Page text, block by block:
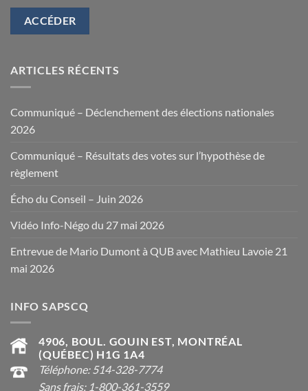
ACCÉDER
ARTICLES RÉCENTS
Communiqué – Déclenchement des élections nationales
2026
Communiqué – Résultats des votes sur l’hypothèse de
règlement
Écho du Conseil – Juin 2026
Vidéo Info-Négo du 27 mai 2026
Entrevue de Mario Dumont à QUB avec Mathieu Lavoie 21
mai 2026
INFO SAPSCQ
4906, BOUL. GOUIN EST, MONTRÉAL
(QUÉBEC) H1G 1A4
Téléphone: 514-328-7774
Sans frais: 1-800-361-3559